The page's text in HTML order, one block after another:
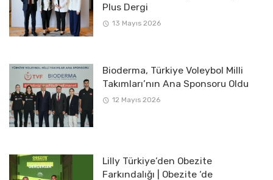
Plus Dergi
13 Mayıs 2026
Bioderma, Türkiye Voleybol Milli
Takımları’nın Ana Sponsoru Oldu
12 Mayıs 2026
Lilly Türkiye’den Obezite
Farkındalığı | Obezite ‘de